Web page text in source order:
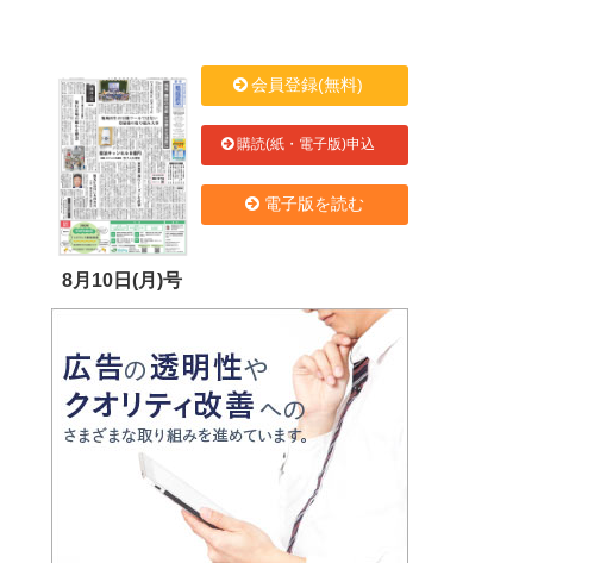
8月10日(月)号
会員登録(無料)
購読(紙・電子版)申込
電子版を読む